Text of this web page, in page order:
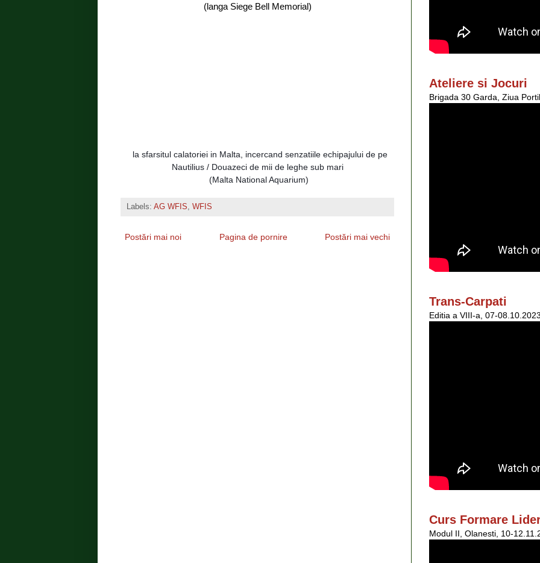
(langa Siege Bell Memorial)
la sfarsitul calatoriei in Malta, incercand senzatiile echipajului de pe
Nautilius / Douazeci de mii de leghe sub mari
(Malta National Aquarium)
Labels: AG WFIS WFIS
Postări mai noi Postări mai vechi
Pagina de pornire
Ateliere si Jocuri
Brigada 30 Garda, Ziua
Trans-Carpati
Editia a VIII-a, 07-
Curs Formare
Modul II, Olanesti, 10-